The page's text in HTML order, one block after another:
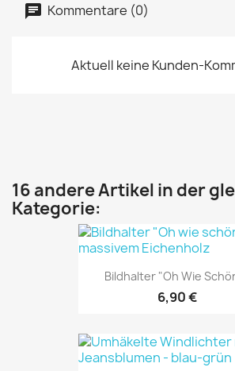
Kommentare (0)
Aktuell keine Kunden-
16 andere Artikel in der
Kategorie:
Bildhalter "Oh Wie
6,90 €